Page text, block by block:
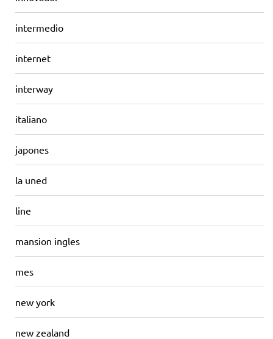
intermedio
internet
interway
italiano
japones
la uned
line
mansion ingles
mes
new york
new zealand